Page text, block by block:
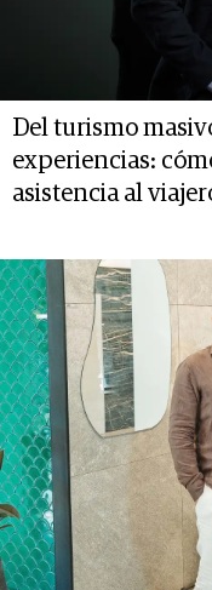
Del turismo
experiencias:
asistencia al